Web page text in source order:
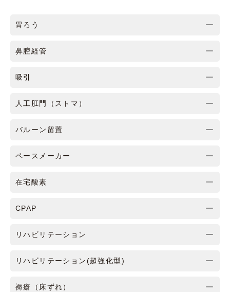
胃ろう
鼻腔経管
吸引
人工肛門（ストマ）
バルーン留置
ペースメーカー
在宅酸素
CPAP
リハビリテーション
リハビリテーション(超強化型)
褥瘡（床ずれ）